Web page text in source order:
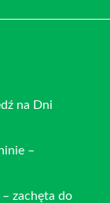
na Dni
–
zachęta do